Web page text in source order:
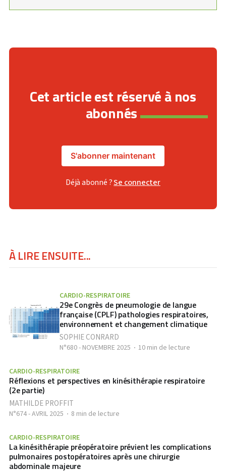
Cet article est réservé à nos
abonnés
S'abonner maintenant
Déjà abonné ?Se connecter
À LIRE ENSUITE...
CARDIO-RESPIRATOIRE
29e Congrès de pneumologie de langue
française (CPLF) pathologies respiratoires,
environnement et changement climatique
SOPHIE CONRARD
N°680 - NOVEMBRE 2025 10 min de lecture
CARDIO-RESPIRATOIRE
Réflexions et perspectives en kinésithérapie respiratoire
(2e partie)
MATHILDE PROFFIT
N°674 - AVRIL 2025 8 min de lecture
CARDIO-RESPIRATOIRE
La kinésithérapie préopératoire prévient les complications
pulmonaires postopératoires après une chirurgie
abdominale majeure